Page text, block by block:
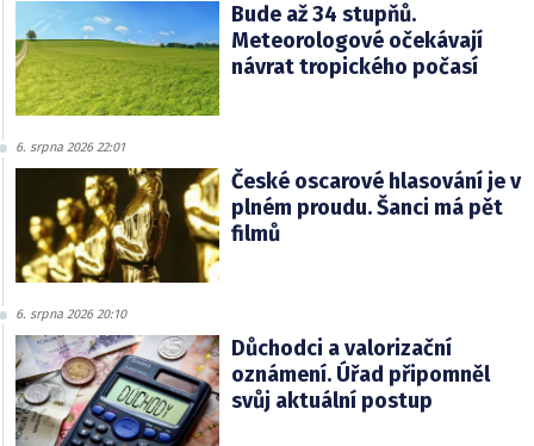
Bude až 34 stupňů.
Meteorologové očekávají
návrat tropického počasí
6. srpna 2026 22:01
České oscarové hlasování je v
plném proudu. Šanci má pět
filmů
6. srpna 2026 20:10
Důchodci a valorizační
oznámení. Úřad připomněl
svůj aktuální postup